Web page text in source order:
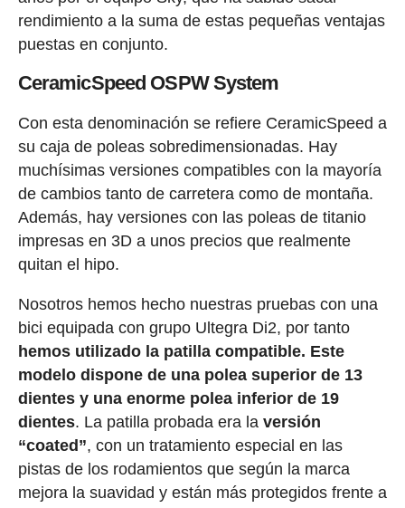
rendimiento a la suma de estas pequeñas ventajas
puestas en conjunto.
CeramicSpeed OSPW System
Con esta denominación se refiere CeramicSpeed a
su caja de poleas sobredimensionadas. Hay
muchísimas versiones compatibles con la mayoría
de cambios tanto de carretera como de montaña.
Además, hay versiones con las poleas de titanio
impresas en 3D a unos precios que realmente
quitan el hipo.
Nosotros hemos hecho nuestras pruebas con una
bici equipada con grupo Ultegra Di2, por tanto
hemos utilizado la patilla compatible. Este
modelo dispone de una polea superior de 13
dientes y una enorme polea inferior de 19
dientes. La patilla probada era la versión
“coated”, con un tratamiento especial en las
pistas de los rodamientos que según la marca
mejora la suavidad y están más protegidos frente a